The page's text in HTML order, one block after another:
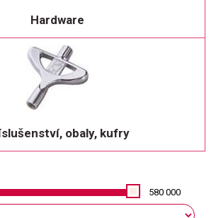
Hardware
obaly, kufry
580 000